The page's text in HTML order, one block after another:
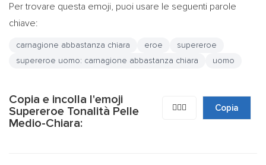
Per trovare questa emoji, puoi usare le seguenti parole
chiave:
carnagione abbastanza chiara eroe
supereroe
supereroe uomo: carnagione abbastanza chiara
uomo
Copia e incolla l'emoji
Supereroe Tonalità Pelle
Medio-Chiara:
🦸🏼‍♂️ Copia